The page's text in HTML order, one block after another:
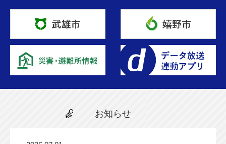
お知らせ